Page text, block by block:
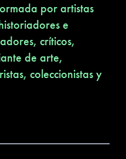
por artistas
e
críticos,
de arte,
coleccionistas y